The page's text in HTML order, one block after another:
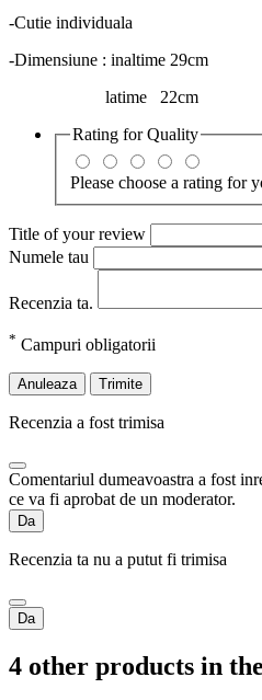
-Cutie individuala
-Dimensiune : inaltime 29cm
latime 22cm
Rating forQuality
Please choose a rating for
Title of your review
Numele tau
Recenzia ta.
* Campuri obligatorii
Anuleaza Trimite
Recenzia a fost trimisa
Comentariul dumeavoastra a fost
ce va fi aprobat de un moderator.
Da
Recenzia ta nu a putut fi trimisa
Da
4 other products in